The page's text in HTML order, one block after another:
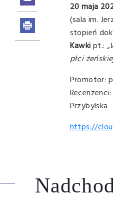
20 maja
(sala im.
stopień
Kawkipt.:
płci
Promotor:
Przybylska
https://